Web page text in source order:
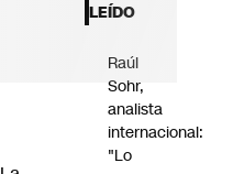
LEÍDO
Raúl
Sohr,
analista
internacional:
"Lo